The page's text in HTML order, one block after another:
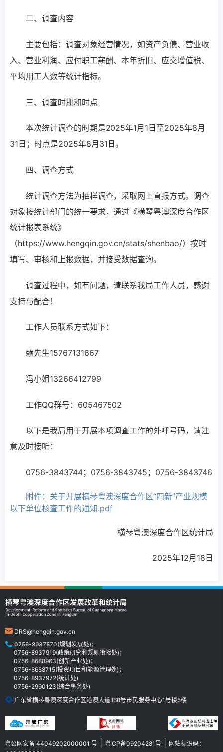
二、调查内容
主要包括：调查对象经营情况，如资产负债、营业收
入、营业利润、应付职工薪酬、本年折旧、应交增值税、
平均用工人数等统计指标。
三、调查时期和时点
本次统计调查的时期是2025年1月1日至2025年8月
31日；时点是2025年8月31日。
四、调查方式
统计调查方法为抽样调查，采取网上直报方式。调查
对象按统计部门的统一要求，通过《横琴粤澳深度合作区
统计报表系统》
（https://www.hengqin.gov.cn/stats/shenbao/）按时
填写、审核和上报数据，并接受数据查询。
调查过程中，如有问题，请联系我局工作人员，感谢
支持与配合！
工作人员联系方式如下：
赖先生15767131667
冯小姐13266412799
工作QQ群号：605467502
以下是我局用于开展本项调查工作的外呼号码，请注
意及时接听：
0756-3843744；0756-3843745；0756-3843746
附件：关于开展横琴粤澳深度合作区“四新”产业规模
以下单位核查工作的通知.pdf
横琴粤澳深度合作区统计局
2025年12月18日
DRS@hengqin.gov.cn
0756-8937570(规划发展处)；
0756-8937919(政策研究和规则衔接处)；
0756-8688963(创新产业处)；
0756-8688715(投资项目和能源管理处)；
0756-8937972(统计处)
0756-2990123(综合事务处)
广东省横琴粤澳深度合作区港澳大道868号市民服务中心1号楼5楼
粤公网安备 44049202000001 号 粤ICP备09204281号
网站标识码：